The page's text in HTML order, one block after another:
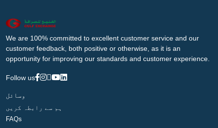
We are 100% committed to excellent customer service and our
customer feedback, both positive or otherwise, as it is an
opportunity for improving our standards and customer experience.
Follow us
وسائل
ہم سے رابطہ کریں
FAQs